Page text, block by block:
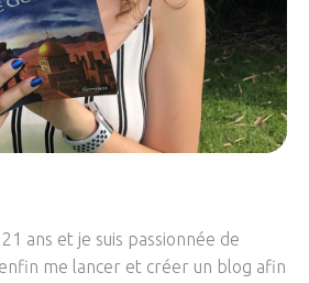
21 ans et je suis passionnée de
me lancer et créer un blog afin